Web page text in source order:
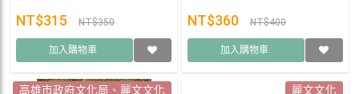
NT$315 NT$350
加入購物車
NT$360 NT$400
加入購物車
高雄市政府文化局、麗文文化 麗文文化